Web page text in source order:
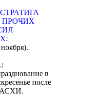
:
:
в
после